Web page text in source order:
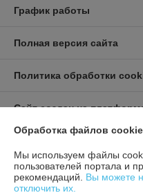
График работы
Полная версия сайта
Политика обработки
Сайт создан на
Информация для покупателя
Юридическое лицо: ИП
231280, Гродненская область,
Обработка файлов cookie
Мы используем файлы
пользователей портала и
рекомендаций. Вы можете
отключить их.